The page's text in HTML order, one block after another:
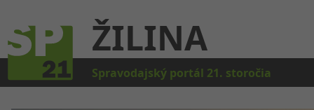
ŽILINA
Spravodajský portál 21. storočia